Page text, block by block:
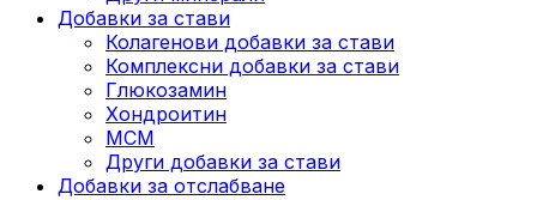
Добавки за стави
Колагенови добавки за стави
Комплексни добавки за стави
Глюкозамин
Хондроитин
МСМ
Други добавки за стави
Добавки за отслабване